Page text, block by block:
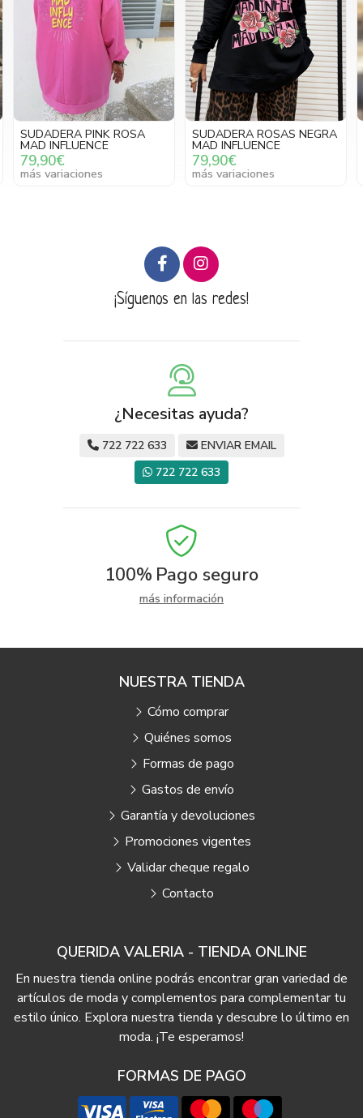
SUDADERA PINK ROSA
MAD INFLUENCE
79,90€
más variaciones
SUDADERA ROSAS NEGRA
MAD INFLUENCE
79,90€
más variaciones
¡Síguenos en las redes!
¿Necesitas ayuda?
722 722 633
ENVIAR EMAIL
722 722 633
100% Pago seguro
más información
QUERIDA VALERIA - TIENDA ONLINE
En nuestra tienda online podrás encontrar gran variedad de
artículos de moda y complementos para complementar tu
estilo único. Explora nuestra tienda y descubre lo último en
moda. ¡Te esperamos!
FORMAS DE PAGO
NUESTRA TIENDA
Cómo comprar
Quiénes somos
Formas de pago
Gastos de envío
Garantía y devoluciones
Promociones vigentes
Validar cheque regalo
Contacto